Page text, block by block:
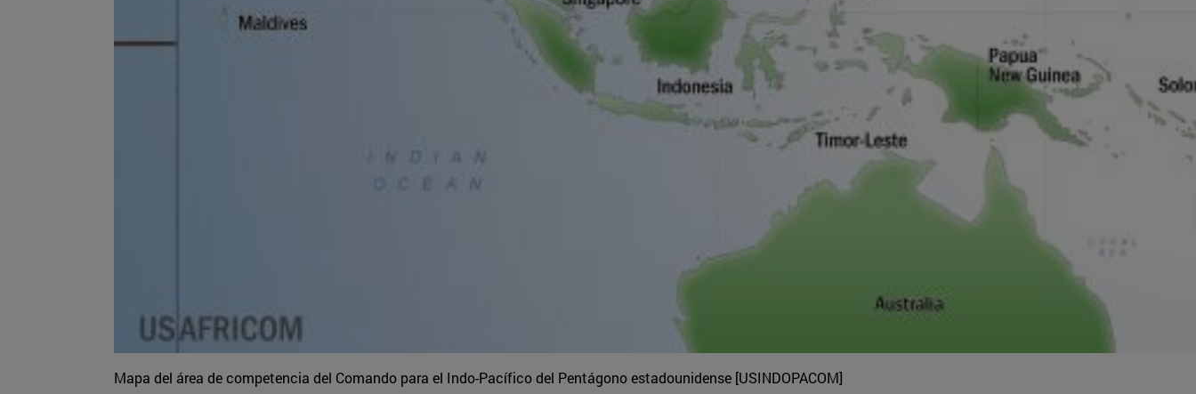
Mapa del área de competencia del Comando para el Indo-Pacífico del Pentágono estadounidense [USINDOPACOM]